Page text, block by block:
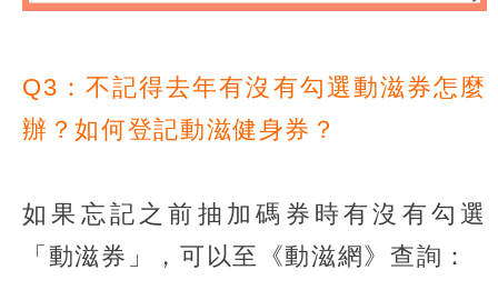
Q3：不記得去年有沒有勾選動滋券怎麼
辦？如何登記動滋健身券？
如果忘記之前抽加碼券時有沒有勾選
「動滋券」，可以至《動滋網》查詢：